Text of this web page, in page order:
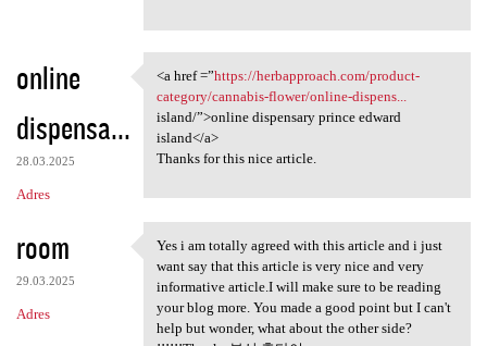
online
dispensa...
28.03.2025
Adres
<a href =”https:/
<a href =”https://herbapproach.com/product-
category/cannabis-flower/online-dispens...
island/”>online dispensary prince edward
island</a>
Thanks for this nice article.
room
29.03.2025
Adres
Yes i am totally agreed with
Yes i am totally agreed with this article and i just
want say that this article is very nice and very
informative article.I will make sure to be reading
your blog more. You made a good point but I can't
help but wonder, what about the other side?